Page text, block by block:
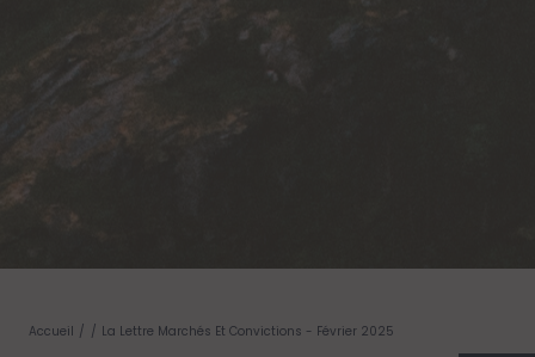
Accueil La Lettre Marchés Et Convictions - Février 2025